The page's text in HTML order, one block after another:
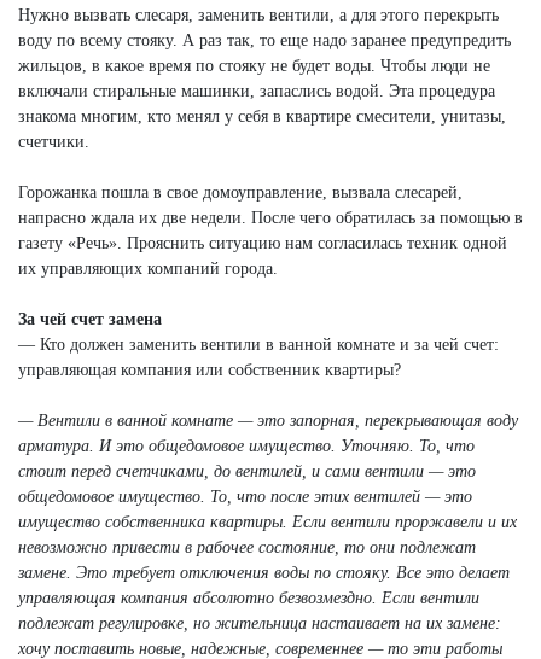
Нужно вызвать слесаря, заменить вентили, а для этого перекрыть
воду по всему стояку. А раз так, то еще надо заранее предупредить
жильцов, в какое время по стояку не будет воды. Чтобы люди не
включали стиральные машинки, запаслись водой. Эта процедура
знакома многим, кто менял у себя в квартире смесители, унитазы,
счетчики.
Горожанка пошла в свое домоуправление, вызвала слесарей,
напрасно ждала их две недели. После чего обратилась за помощью в
газету «Речь». Прояснить ситуацию нам согласилась техник одной
их управляющих компаний города.
За чей счет замена
— Кто должен заменить вентили в ванной комнате и за чей счет:
управляющая компания или собственник квартиры?
— Вентили в ванной комнате — это запорная, перекрывающая воду
арматура. И это общедомовое имущество. Уточняю. То, что
стоит перед счетчиками, до вентилей, и сами вентили — это
общедомовое имущество. То, что после этих вентилей — это
имущество собственника квартиры. Если вентили проржавели и их
невозможно привести в рабочее состояние, то они подлежат
замене. Это требует отключения воды по стояку. Все это делает
управляющая компания абсолютно безвозмездно. Если вентили
подлежат регулировке, но жительница настаивает на их замене:
хочу поставить новые, надежные, современнее — то эти работы